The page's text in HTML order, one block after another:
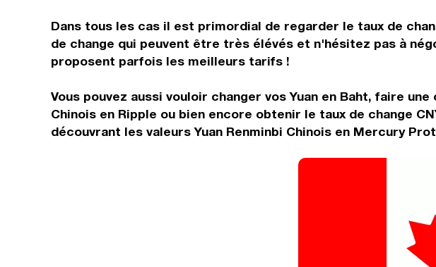
Dans tous les cas il est primordial de regarder le taux de
de change qui peuvent être très élévés et n'hésitez pas à
proposent parfois les meilleurs tarifs !
Vous pouvez aussi vouloir changer vos Yuan en Baht, faire
Chinois en Ripple ou bien encore obtenir le taux de change
découvrant les valeurs Yuan Renminbi Chinois en Mercury